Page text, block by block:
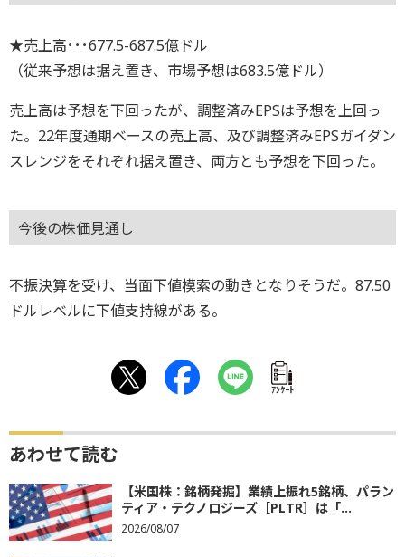
★売上高･･･677.5-687.5億ドル
（従来予想は据え置き、市場予想は683.5億ドル）
売上高は予想を下回ったが、調整済みEPSは予想を上回っ
た。22年度通期ベースの売上高、及び調整済みEPSガイダン
スレンジをそれぞれ据え置き、両方とも予想を下回った。
今後の株価見通し
不振決算を受け、当面下値模索の動きとなりそうだ。87.50
ドルレベルに下値支持線がある。
ｱﾝｹｰﾄ
あわせて読む
【米国株：銘柄発掘】業績上振れ5銘柄、パラン
ティア・テクノロジーズ［PLTR］は「...
2026/08/07